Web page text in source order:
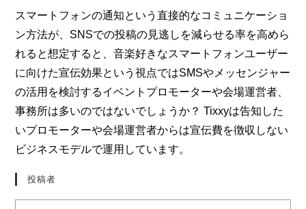
スマートフォンの通知という直接的なコミュニケーショ
ン方法が、SNSでの投稿の見逃しを減らせる率を高めら
れると想定すると、音楽好きなスマートフォンユーザー
に向けた宣伝効果という視点ではSMSやメッセンジャー
の活用を検討するイベントプロモーターや会場運営者、
事務所は多いのではないでしょうか？ Tixxyは告知した
いプロモーターや会場運営者からは宣伝費を徴収しない
ビジネスモデルで運用しています。
投稿者